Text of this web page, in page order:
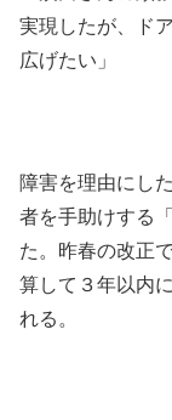
実現したが、ド
広げたい」
障害を理由にし
者を手助けする
た。昨春の改正
算して３年以内
れる。